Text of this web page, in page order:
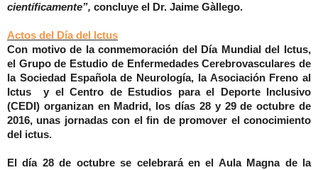
científicamente”, concluye el Dr. Jaime Gàllego.
Actos del Día del Ictus
Con motivo de la conmemoración del Día Mundial del Ictus,
el Grupo de Estudio de Enfermedades Cerebrovasculares de
la Sociedad Española de Neurología, la Asociación Freno al
Ictus y el Centro de Estudios para el Deporte Inclusivo
(CEDI) organizan en Madrid, los días 28 y 29 de octubre de
2016, unas jornadas con el fin de promover el conocimiento
del ictus.
El día 28 de octubre se celebrará en el Aula Magna de la